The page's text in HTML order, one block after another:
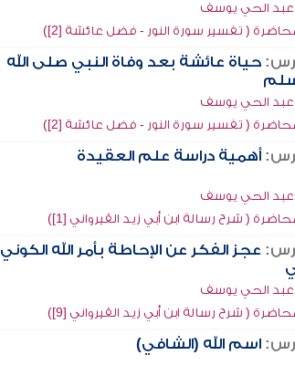
عبد الحي يوسف
( تفسير سورة النور - فضل عائشة [2])
حياة عائشة بعد وفاة النبي صلى الله
عبد الحي يوسف
( تفسير سورة النور - فضل عائشة [2])
أهمية دراسة علم العقيدة
عبد الحي يوسف
( شرح رسالة ابن أبي زيد القيرواني [1])
عجز الفكر عن الإحاطة بأمر الله الكوني
عبد الحي يوسف
( شرح رسالة ابن أبي زيد القيرواني [9])
اسم الله (الشافي)